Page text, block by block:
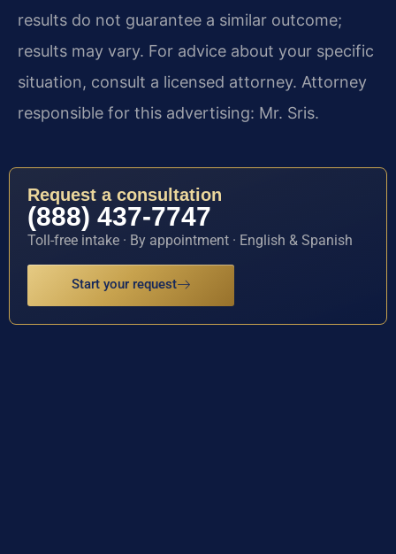
results do not guarantee a similar outcome;
results may vary. For advice about your specific
situation, consult a licensed attorney. Attorney
responsible for this advertising: Mr. Sris.
Request a consultation
(888) 437-7747
Toll-free intake · By appointment · English & Spanish
Start your request